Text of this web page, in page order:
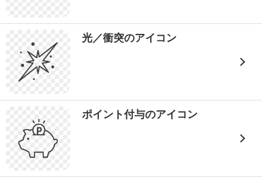
光／衝突のアイコン
ポイント付与のアイコン